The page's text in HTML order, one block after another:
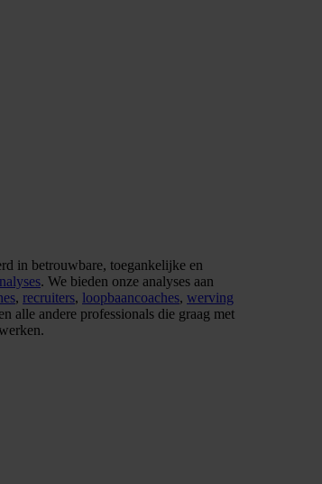
in betrouwbare, toegankelijke en
. We bieden onze analyses aan
, recruiters, loopbaancoaches, werving
en alle andere professionals die graag met